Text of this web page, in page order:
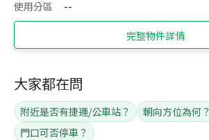
使用分區
--
完整物件詳情
大家都在問
附近是否有捷運/公車站？ 朝向方位為何？
門口可否停車？